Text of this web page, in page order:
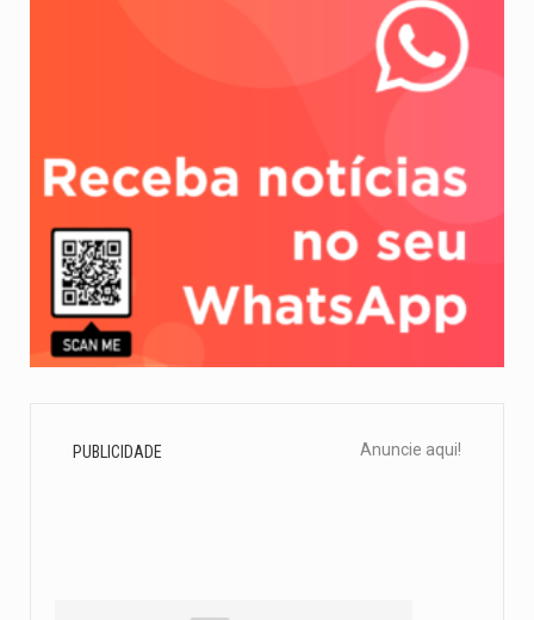
PUBLICIDADE Anuncie aqui!